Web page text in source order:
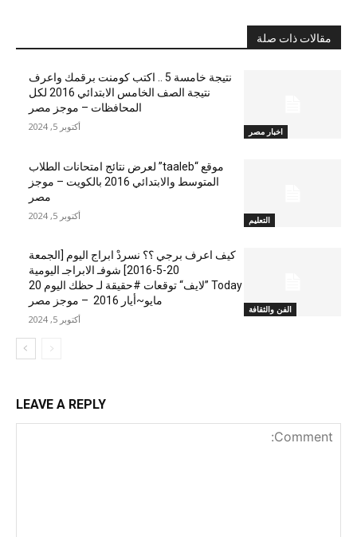
مقالات ذات صلة
اخبار مصر
نتيجة خامسة 5 .. اكتب كومنت برقمك واعرف
نتيجة الصف الخامس الابتدائي 2016 لكل
المحافظات – موجز مصر
أكتوبر 5, 2024
التعليم
موقع “taaleb” لعرض نتائج امتحانات الطلاب
المتوسط والابتدائي 2016 بالكويت – موجز
مصر
أكتوبر 5, 2024
الفن والثقافة
كيف اعرف برجي ؟؟ نسردْ ابراج اليوم [الجمعة
20-5-2016] شوفـ الابراجـ اليومية
Today ”لايف“ توقعات #حقيقة لـ حظك اليوم 20
مايو~أيار 2016 – موجز مصر
أكتوبر 5, 2024
LEAVE A REPLY